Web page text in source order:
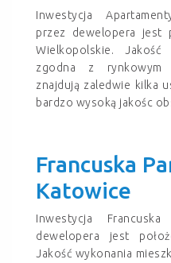
Inwestycja
przez dewelopera jest
Wielkopolskie.
zgodna z rynkowym
znajdują zaledwie kilka
bardzo wysoką jakośc
Francuska
Katowice
Inwestycja
dewelopera jest
Jakość wykonania